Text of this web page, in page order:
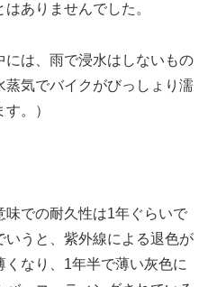
ありませんでした。
には、雨で浸水はしないもの
気でバイクがびっしょり濡
。）
味での耐久性は1年ぐらいで
いうと、紫外線による退色が
なり、1年半で薄い灰色に